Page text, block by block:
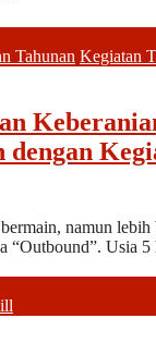
Tahunan Kegiatan
namun
“Outbound”. Usia 5